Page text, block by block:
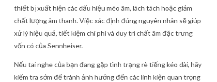
thiết bị xuất hiện các dấu hiệu méo âm, lách tách hoặc giảm
chất lượng âm thanh. Việc xác định đúng nguyên nhân sẽ giúp
xử lý hiệu quả, tiết kiệm chi phí và duy trì chất âm đặc trưng
vốn có của Sennheiser.
Nếu tai nghe của bạn đang gặp tình trạng rè tiếng kéo dài, hãy
kiểm tra sớm để tránh ảnh hưởng đến các linh kiện quan trọng